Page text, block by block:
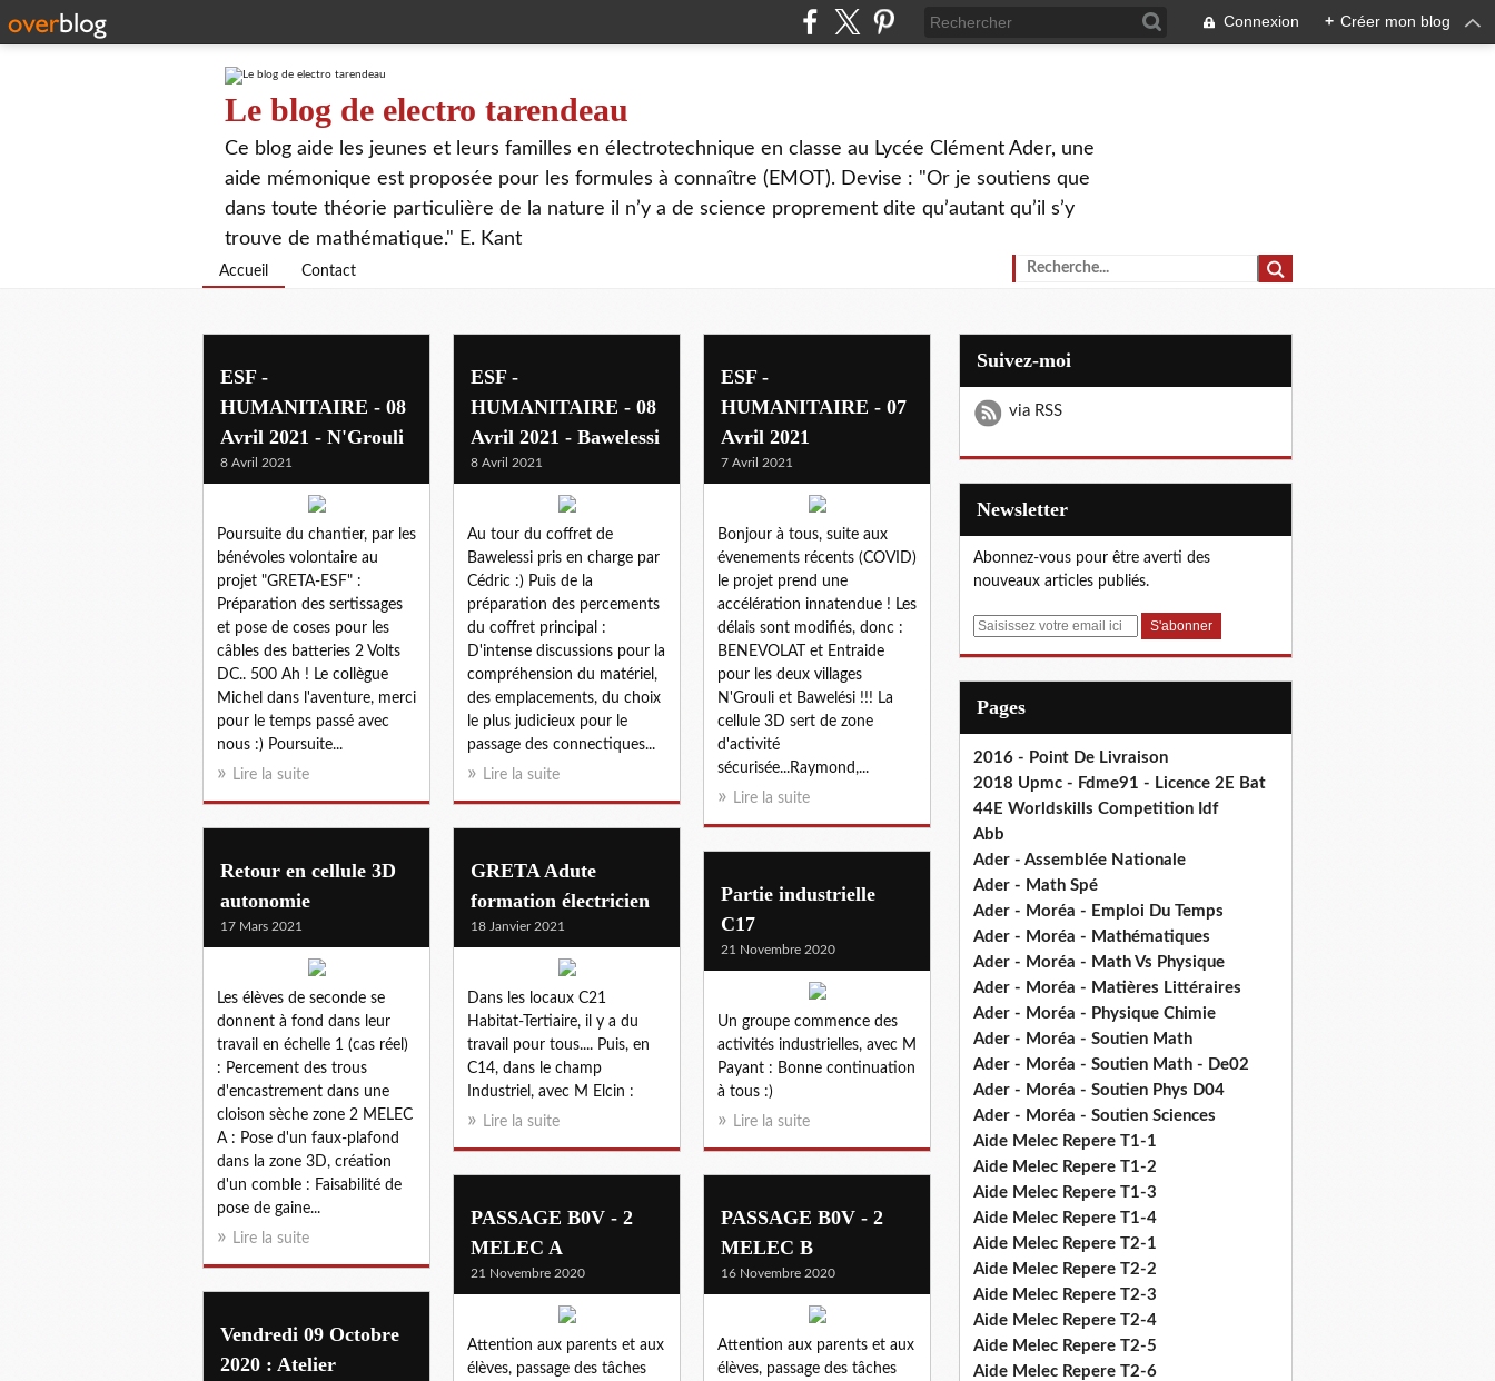
Connexion + Créer mon blog
Le blog de electro tarendeau
Ce blog aide les jeunes et leurs familles en électrotechnique en classe au Lycée Clément Ader, une
aide mémonique est proposée pour les formules à connaître (EMOT). Devise : "Or je soutiens que
dans toute théorie particulière de la nature il n’y a de science proprement dite qu’autant qu’il s’y
trouve de mathématique." E. Kant
Accueil Contact
ESF -
HUMANITAIRE - 08
Avril 2021 - N'Grouli
8 Avril 2021
Poursuite du chantier, par les
bénévoles volontaire au
projet "GRETA-ESF" :
Préparation des sertissages
et pose de coses pour les
câbles des batteries 2 Volts
DC.. 500 Ah ! Le collègue
Michel dans l'aventure, merci
pour le temps passé avec
nous :) Poursuite...
Lire la suite
ESF -
HUMANITAIRE - 08
Avril 2021 - Bawelessi
8 Avril 2021
Au tour du coffret de
Bawelessi pris en charge par
Cédric :) Puis de la
préparation des percements
du coffret principal :
D'intense discussions pour la
compréhension du matériel,
des emplacements, du choix
le plus judicieux pour le
passage des connectiques...
Lire la suite
ESF -
HUMANITAIRE - 07
Avril 2021
7 Avril 2021
Bonjour à tous, suite aux
évenements récents (COVID)
le projet prend une
accélération innatendue ! Les
délais sont modifiés, donc :
BENEVOLAT et Entraide
pour les deux villages
N'Grouli et Bawelési !!! La
cellule 3D sert de zone
d'activité
sécurisée...Raymond,...
Lire la suite
Retour en cellule 3D
autonomie
17 Mars 2021
Les élèves de seconde se
donnent à fond dans leur
travail en échelle 1 (cas réel)
: Percement des trous
d'encastrement dans une
cloison sèche zone 2 MELEC
A : Pose d'un faux-plafond
dans la zone 3D, création
d'un comble : Faisabilité de
pose de gaine...
Lire la suite
GRETA Adute
formation électricien
18 Janvier 2021
Dans les locaux C21
Habitat-Tertiaire, il y a du
travail pour tous.... Puis, en
C14, dans le champ
Industriel, avec M Elcin :
Lire la suite
Partie industrielle
C17
21 Novembre 2020
Un groupe commence des
activités industrielles, avec M
Payant : Bonne continuation
à tous :)
Lire la suite
PASSAGE B0V - 2
MELEC A
21 Novembre 2020
Attention aux parents et aux
élèves, passage des tâches
PASSAGE B0V - 2
MELEC B
16 Novembre 2020
Attention aux parents et aux
élèves, passage des tâches
Vendredi 09 Octobre
2020 : Atelier
Suivez-moi
via RSS
Newsletter
Abonnez-vous pour être averti des
nouveaux articles publiés.
E
Pages
2016 - Point De Livraison
2018 Upmc - Fdme91 - Licence 2E Bat
44E Worldskills Competition Idf
Abb
Ader - Assemblée Nationale
Ader - Math Spé
Ader - Moréa - Emploi Du Temps
Ader - Moréa - Mathématiques
Ader - Moréa - Math Vs Physique
Ader - Moréa - Matières Littéraires
Ader - Moréa - Physique Chimie
Ader - Moréa - Soutien Math
Ader - Moréa - Soutien Math - De02
Ader - Moréa - Soutien Phys D04
Ader - Moréa - Soutien Sciences
Aide Melec Repere T1-1
Aide Melec Repere T1-2
Aide Melec Repere T1-3
Aide Melec Repere T1-4
Aide Melec Repere T2-1
Aide Melec Repere T2-2
Aide Melec Repere T2-3
Aide Melec Repere T2-4
Aide Melec Repere T2-5
Aide Melec Repere T2-6